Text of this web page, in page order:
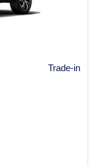
Trade-in